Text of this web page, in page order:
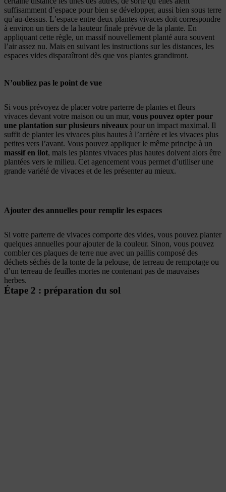
suffisamment d’espace pour bien se développer, aussi bien sous terre
qu’au-dessus. L’espace entre deux plantes vivaces doit correspondre
à environ un tiers de la hauteur finale prévue de la plante. En
appliquant cette règle, un massif nouvellement planté aura souvent
l’air assez nu. Mais en suivant les instructions sur les distances, les
espaces vides disparaîtront dès que vos plantes grandiront.
N’oubliez pas le point de vue
Si vous prévoyez de placer votre parterre de plantes et fleurs
vivaces devant votre maison ou un mur, vous pouvez opter pour
une plantation sur plusieurs niveaux pour un impact maximal. Il
suffit de planter les vivaces plus hautes à l’arrière et les vivaces plus
petites vers l’avant. Vous pouvez appliquer le même principe à un
massif en ilot, mais les plantes vivaces plus hautes doivent alors être
plantées vers le milieu. Cet agencement vous permet d’utiliser une
grande variété de vivaces et de les présenter au mieux.
Ajouter des annuelles pour remplir les espaces
Si votre parterre de vivaces comporte des vides, vous pouvez planter
quelques annuelles pour ajouter de la couleur. Sinon, vous pouvez
combler ces plaques de terre nue avec un paillis composé des
déchets séchés de la tonte de la pelouse, de terreau de rempotage ou
d’un terreau de feuilles mortes ne contenant pas de mauvaises
herbes.
Étape 2 : préparation du sol